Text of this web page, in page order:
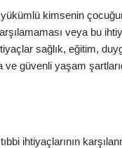
kimsenin
veya bu
sağlık, eğitim,
ve güvenli yaşam
ihtiyaçlarının